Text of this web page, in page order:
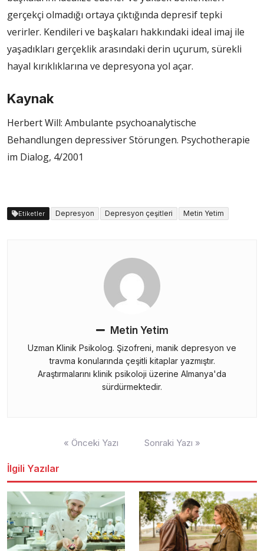
gerçekçi olmadığı ortaya çıktığında depresif tepki
verirler. Kendileri ve başkaları hakkındaki ideal imaj ile
yaşadıkları gerçeklik arasındaki derin uçurum, sürekli
hayal kırıklıklarına ve depresyona yol açar.
Kaynak
Herbert Will: Ambulante psychoanalytische
Behandlungen depressiver Störungen. Psychotherapie
im Dialog, 4/2001
Etiketler Depresyon Depresyon çeşitleri Metin Yetim
Metin Yetim
Uzman Klinik Psikolog. Şizofreni, manik depresyon ve
travma konularında çeşitli kitaplar yazmıştır.
Araştırmalarını klinik psikoloji üzerine Almanya'da
sürdürmektedir.
« Önceki Yazı Sonraki Yazı »
İlgili Yazılar